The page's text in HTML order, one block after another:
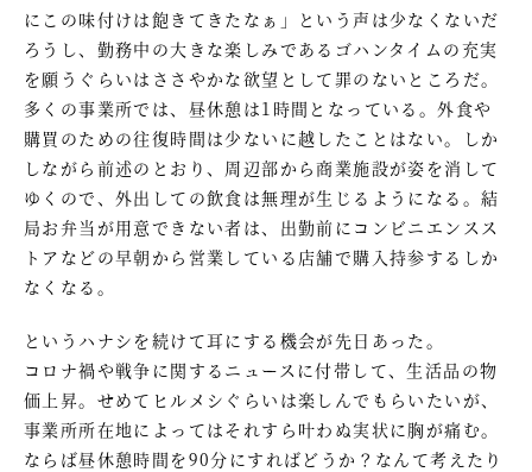
にこの味付けは飽きてきたなぁ」という声は少なくないだ
ろうし、勤務中の大きな楽しみであるゴハンタイムの充実
を願うぐらいはささやかな欲望として罪のないところだ。
多くの事業所では、昼休憩は1時間となっている。外食や
購買のための往復時間は少ないに越したことはない。しか
しながら前述のとおり、周辺部から商業施設が姿を消して
ゆくので、外出しての飲食は無理が生じるようになる。結
局お弁当が用意できない者は、出勤前にコンビニエンスス
トアなどの早朝から営業している店舗で購入持参するしか
なくなる。
というハナシを続けて耳にする機会が先日あった。
コロナ禍や戦争に関するニュースに付帯して、生活品の物
価上昇。せめてヒルメシぐらいは楽しんでもらいたいが、
事業所所在地によってはそれすら叶わぬ実状に胸が痛む。
ならば昼休憩時間を90分にすればどうか？なんて考えたり